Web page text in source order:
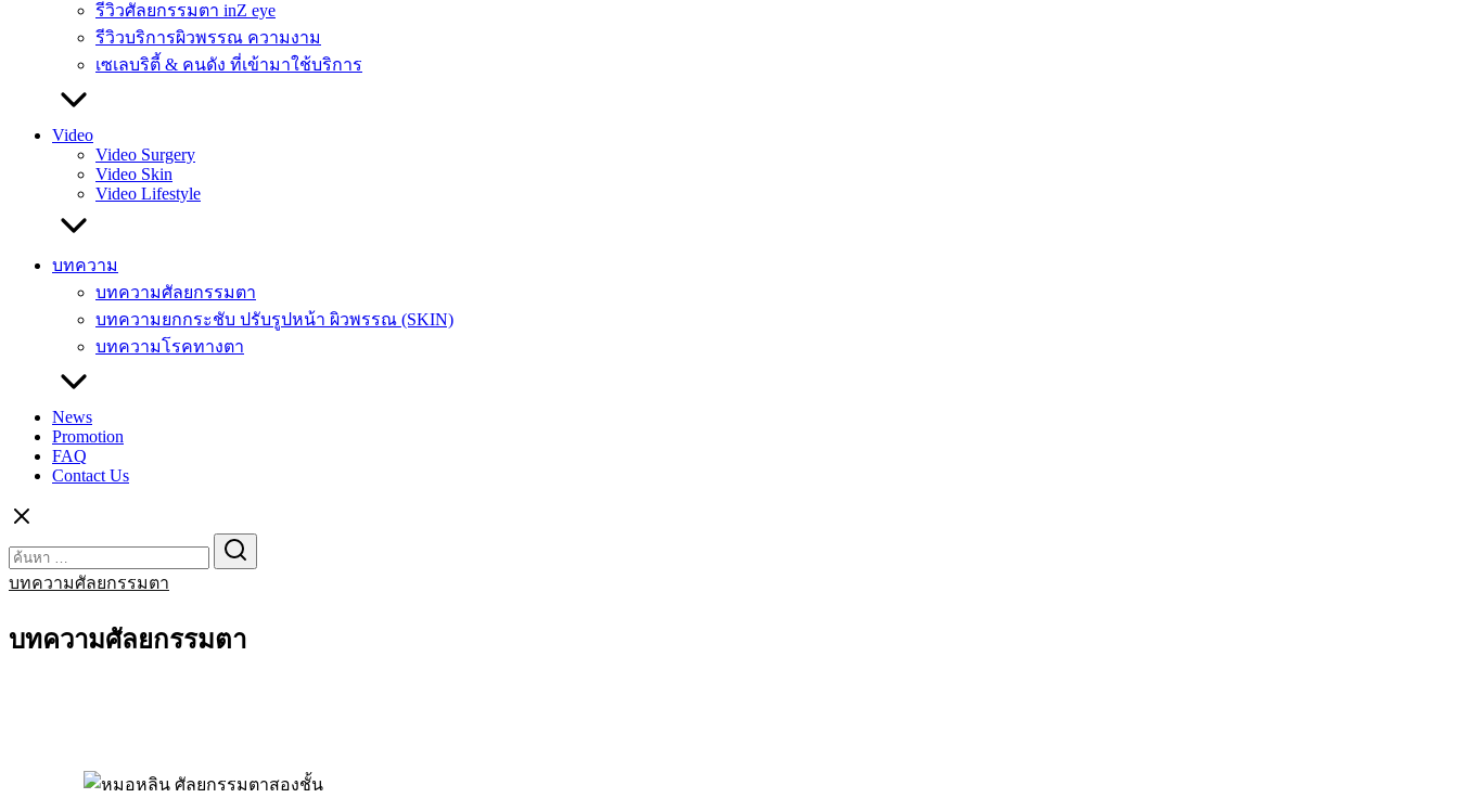
รีวิวศัลยกรรมตา inZ eye
รีวิวบริการผิวพรรณ ความงาม
เซเลบริตี้ & คนดัง ที่เข้ามาใช้บริการ
Video
Video Surgery
Video Skin
Video Lifestyle
บทความ
บทความศัลยกรรมตา
บทความยกกระชับ ปรับรูปหน้า ผิวพรรณ (SKIN)
บทความโรคทางตา
News
Promotion
FAQ
Contact Us
for:
บทความศัลยกรรมตา
บทความศัลยกรรมตา